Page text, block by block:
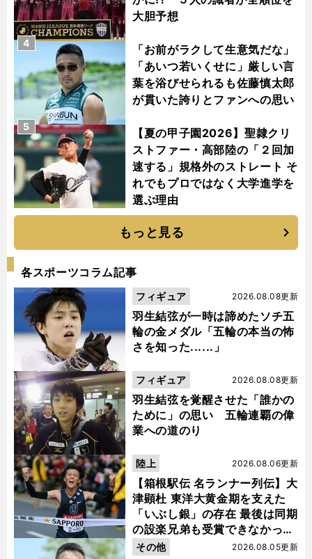
大胆予想
「お前がラクして生意気だな」
「あいつ若いくせに」厳しい言
葉を浴びせられるも佐藤慎太郎
が貫いた誇りとファンへの思い
4
【夏の甲子園2026】聖隷クリ
ストファー・高部陸の「２回加
速する」規格外のストレート そ
れでもプロではなく大学進学を
選ぶ理由
5
もっと見る
各スポーツコラム記事
羽生結弦が一時は諦めたソチ五
輪の金メダル「五輪の本当の怖
さを知った......」
2026.08.08更新
フィギュア
羽生結弦を覚醒させた「誰かの
ために」の思い 五輪連覇の偉
業への道のり
2026.08.08更新
フィギュア
【箱根駅伝 名ランナー列伝】大
津顕杜 東洋大黄金期を支えた
「いぶし銀」の存在 最後は同期
の設楽兄弟も受賞できなかった
金栗杯に輝く
2026.08.06更新
陸上
2026.08.05更新
その他